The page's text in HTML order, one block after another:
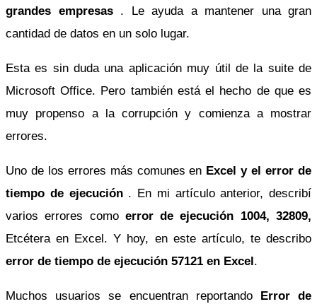
grandes empresas . Le ayuda a mantener una gran
cantidad de datos en un solo lugar.
Esta es sin duda una aplicación muy útil de la suite de
Microsoft Office. Pero también está el hecho de que es
muy propenso a la corrupción y comienza a mostrar
errores.
Uno de los errores más comunes en Excel y el error de
tiempo de ejecución . En mi artículo anterior, describí
varios errores comoerror de ejecución 1004, 32809,
Etcétera en Excel. Y hoy, en este artículo, te describo
error de tiempo de ejecución 57121 en Excel .
Muchos usuarios se encuentran reportando
Error de